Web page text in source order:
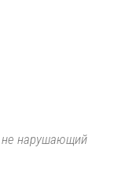
нарушающий